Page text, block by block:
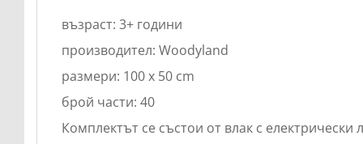
възраст: 3+ години
производител: Woodyland
размери: 100 x 50 cm
брой части: 40
Комплектът се състои от влак с